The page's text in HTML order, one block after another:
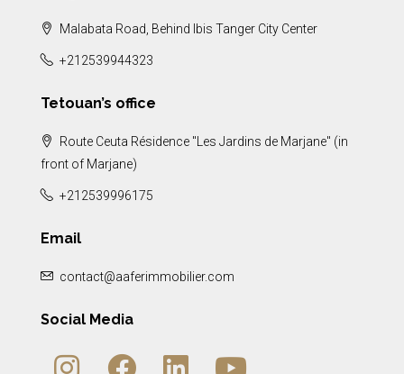
Malabata Road, Behind Ibis Tanger City Center
+212539944323
Tetouan’s office
Route Ceuta Résidence "Les Jardins de Marjane" (in
front of Marjane)
+212539996175
Email
contact@aaferimmobilier.com
Social Media